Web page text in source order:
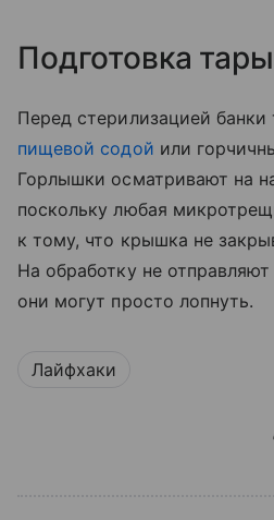
Подготовка тары
Перед стерилизацией
пищевой содой или
Горлышки осматривают на
поскольку любая
к тому, что крышка не
На обработку не
они могут просто лопнуть.
Лайфхаки